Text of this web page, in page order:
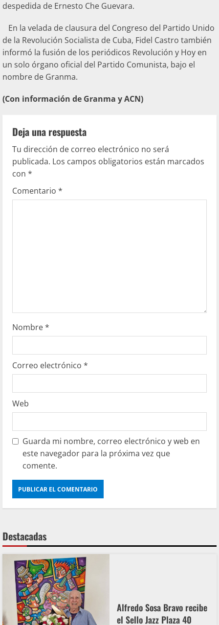
despedida de Ernesto Che Guevara.
En la velada de clausura del Congreso del Partido Unido
de la Revolución Socialista de Cuba, Fidel Castro también
informó la fusión de los periódicos Revolución y Hoy en
un solo órgano oficial del Partido Comunista, bajo el
nombre de Granma.
(Con información de Granma y ACN)
Deja una respuesta
Tu dirección de correo electrónico no será
publicada. Los campos obligatorios están marcados
con *
Comentario *
Nombre*
Correo electrónico *
Web
Guarda mi nombre, correo electrónico y web en
este navegador para la próxima vez que
comente.
Destacadas
Alfredo Sosa Bravo recibe
el Sello Jazz Plaza 40